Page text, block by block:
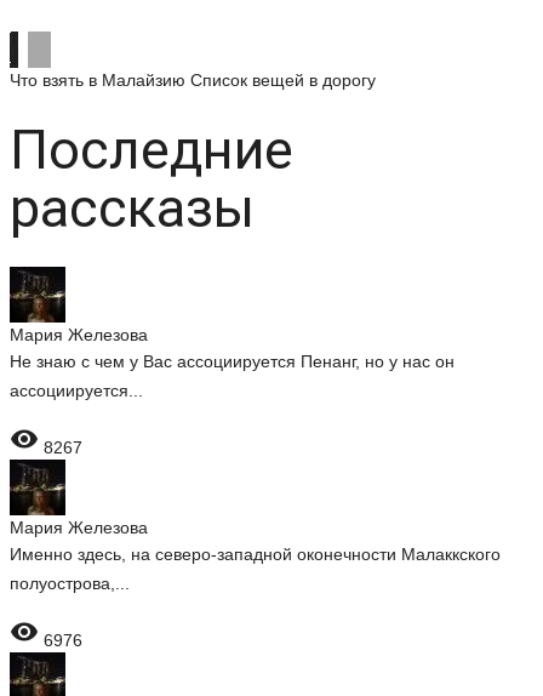
Что взять в Малайзию Список вещей в дорогу
Последние
рассказы
Мария Железова
Не знаю с чем у Вас ассоциируется Пенанг, но у нас он
ассоциируется...
 8267
Мария Железова
Именно здесь, на северо-западной оконечности Малаккского
полуострова,...
 6976